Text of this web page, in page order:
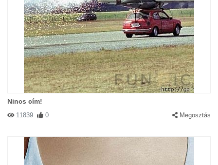
Nincs cím!
11839 0 Megosztás